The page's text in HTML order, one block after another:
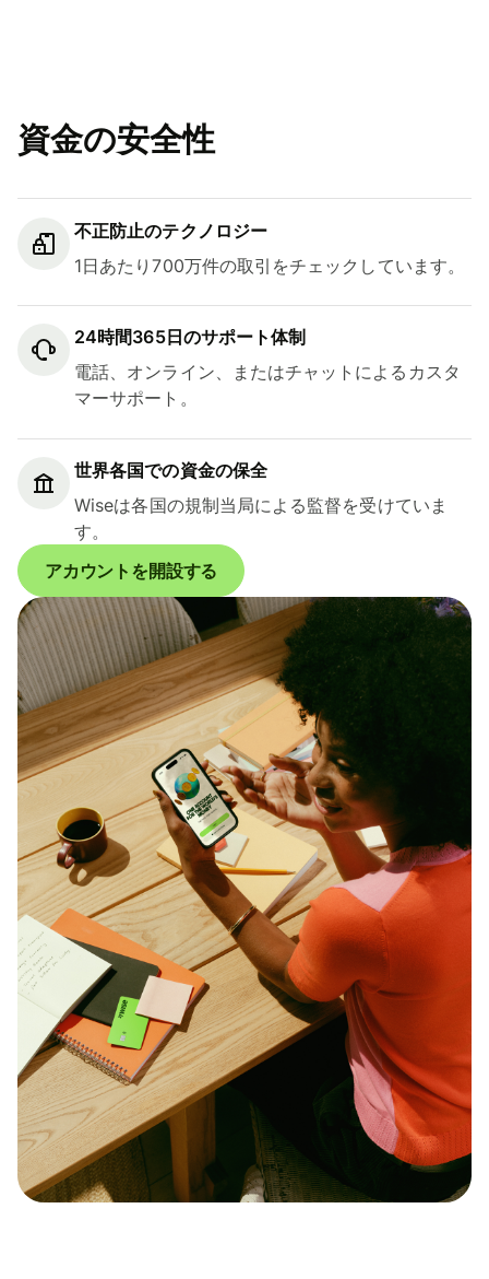
資金の安全性
不正防止のテクノロジー
1日あたり700万件の取引をチェックしています。
24時間365日のサポート体制
電話、オンライン、またはチャットによるカスタ
マーサポート。
世界各国での資金の保全
Wiseは各国の規制当局による監督を受けていま
す。
アカウントを開設する